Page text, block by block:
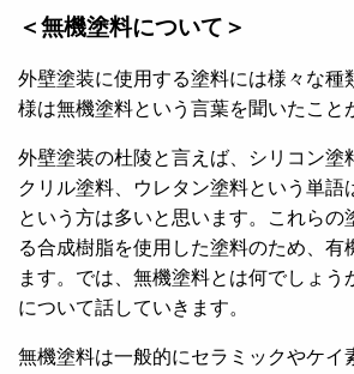
＜無機塗料について＞
外壁塗装に使用する塗料には様々な種
様は無機塗料という言葉を聞いたこと
外壁塗装の杜陵と言えば、シリコン塗
クリル塗料、ウレタン塗料という単語
という方は多いと思います。これらの
る合成樹脂を使用した塗料のため、有
ます。では、無機塗料とは何でしょう
について話していきます。
無機塗料は一般的にセラミックやケイ